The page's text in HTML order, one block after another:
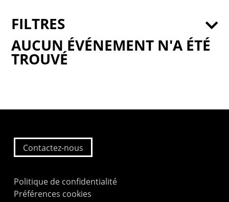
AUCUN ÉVÉNEMENT N'A ÉTÉ
TROUVÉ
FILTRES
Contactez-nous
Politique de confidentialité
Préférences cookies